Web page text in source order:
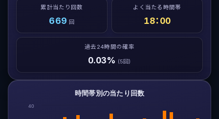
累計当たり回数
669 回
よく当たる時間帯
18：00
過去24時間の確率
0.03% (5回)
時間帯別の当たり回数
40